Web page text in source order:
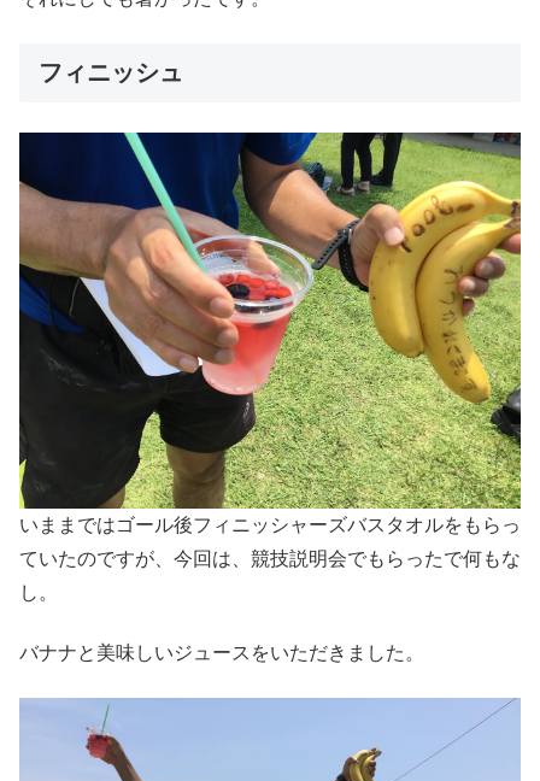
フィニッシュ
いままではゴール後フィニッシャーズバスタオルをもらっ
ていたのですが、今回は、競技説明会でもらったで何もな
し。
バナナと美味しいジュースをいただきました。